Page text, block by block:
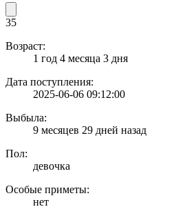
35
Возраст:
1 год 4 месяца 3 дня
Дата поступления:
2025-06-06 09:12:00
Выбыла:
9 месяцев 29 дней назад
Пол:
девочка
Особые приметы:
нет